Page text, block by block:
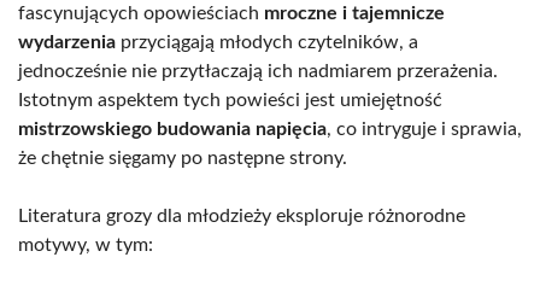
fascynujących opowieściach mroczne i tajemnicze
wydarzenia przyciągają młodych czytelników, a
jednocześnie nie przytłaczają ich nadmiarem przerażenia.
Istotnym aspektem tych powieści jest umiejętność
mistrzowskiego budowania napięcia, co intryguje i sprawia,
że chętnie sięgamy po następne strony.
Literatura grozy dla młodzieży eksploruje różnorodne
motywy, w tym: